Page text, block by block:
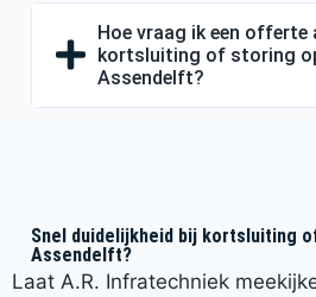
Hoe vraag ik een offerte
kortsluiting of storing
Assendelft?
Snel duidelijkheid bij kortsluiting
Assendelft?
Laat A.R. Infratechniek